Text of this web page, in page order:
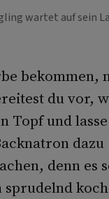
wartet auf sein
bekommen,
du vor,
Topf und
denn es
sprudelnd